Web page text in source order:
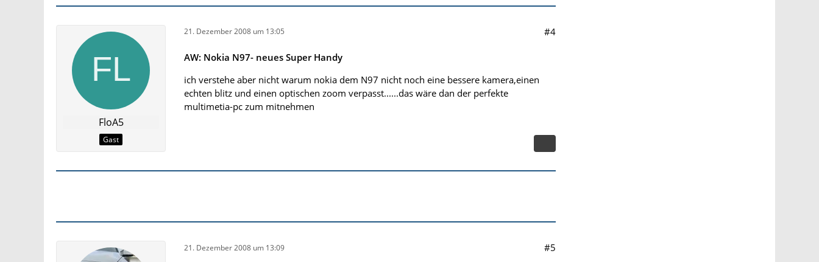
FloA5
Gast
21. Dezember 2008 um 13:05 #4
AW: Nokia N97- neues Super Handy
ich verstehe aber nicht warum nokia dem N97 nicht noch eine bessere kamera,einen
echten blitz und einen optischen zoom verpasst......das wäre dan der perfekte
multimetia-pc zum mitnehmen
21. Dezember 2008 um 13:09 #5